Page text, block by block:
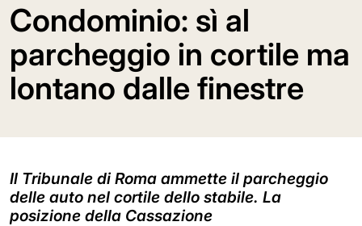
Condominio: sì al
parcheggio in cortile ma
lontano dalle finestre
Il Tribunale di Roma ammette il parcheggio
delle auto nel cortile dello stabile. La
posizione della Cassazione